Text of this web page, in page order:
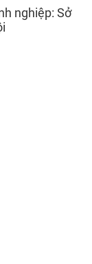
nghiệp: Sở